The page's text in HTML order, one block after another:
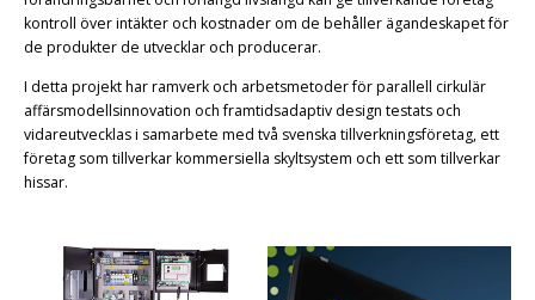
kontroll över intäkter och kostnader om de behåller ägandeskapet för
de produkter de utvecklar och producerar.
I detta projekt har ramverk och arbetsmetoder för parallell cirkulär
affärsmodellsinnovation och framtidsadaptiv design testats och
vidareutvecklas i samarbete med två svenska tillverkningsföretag, ett
företag som tillverkar kommersiella skyltsystem och ett som tillverkar
hissar.